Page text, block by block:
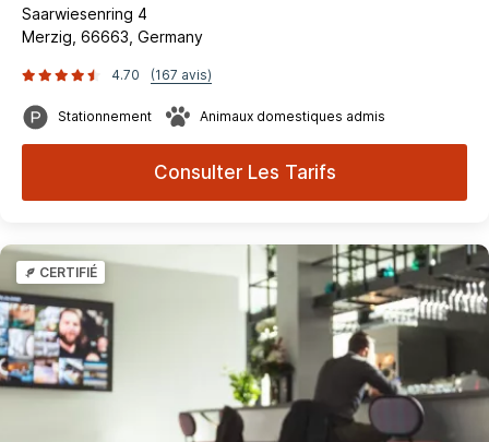
Saarwiesenring 4
Merzig, 66663, Germany
4.70 (167 avis)
Stationnement Animaux domestiques admis
Consulter Les Tarifs
CERTIFIÉ